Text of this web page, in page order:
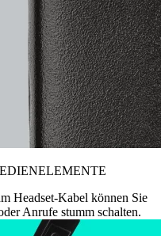
Headset-Kabel können Sie
Anrufe stumm schalten.